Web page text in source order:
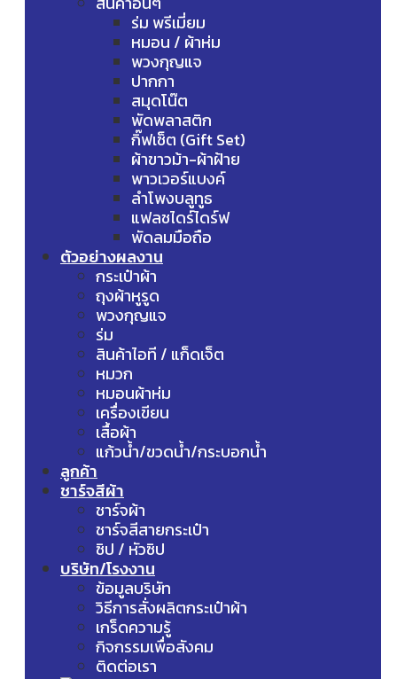
ร่ม พรีเมี่ยม
หมอน / ผ้าห่ม
พวงกุญแจ
ปากกา
สมุดโน๊ต
พัดพลาสติก
กิ๊ฟเซ็ต (Gift Set)
ผ้าขาวม้า-ผ้าฝ้าย
พาวเวอร์แบงค์
ลำโพงบลูทูธ
แฟลชไดร์ไดร์ฟ
พัดลมมือถือ
ตัวอย่างผลงาน
กระเป๋าผ้า
ถุงผ้าหูรูด
พวงกุญแจ
ร่ม
สินค้าไอที / แก็ดเจ็ต
หมวก
หมอนผ้าห่ม
เครื่องเขียน
เสื้อผ้า
แก้วน้ำ/ขวดน้ำ/กระบอกน้ำ
ลูกค้า
ชาร์จสีผ้า
ชาร์จผ้า
ชาร์จสีสายกระเป๋า
ซิป / หัวซิป
บริษัท/โรงงาน
ข้อมูลบริษัท
วิธีการสั่งผลิตกระเป๋าผ้า
เกร็ดความรู้
กิจกรรมเพื่อสังคม
ติดต่อเรา